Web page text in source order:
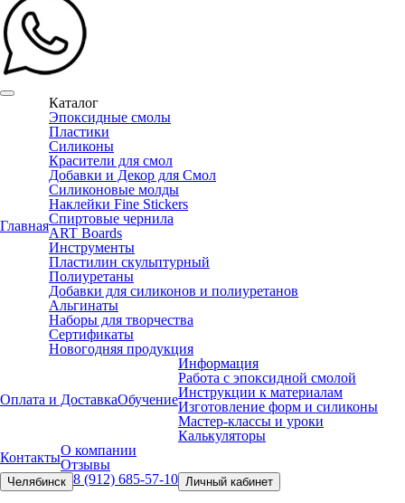
Главная
Каталог
Эпоксидные смолы
Пластики
Силиконы
Красители для смол
Добавки и Декор для Смол
Силиконовые молды
Наклейки Fine Stickers
Спиртовые чернила
ART Boards
Инструменты
Пластилин скульптурный
Полиуретаны
Добавки для силиконов и полиуретанов
Альгинаты
Наборы для творчества
Сертификаты
Новогодняя продукция
Оплата и ДоставкаОбучение
Информация
Работа с эпоксидной смолой
Инструкции к материалам
Изготовление форм и силиконы
Мастер-классы и уроки
Калькуляторы
КонтактыО компании
Отзывы
Челябинск 8 (912) 685-57-10 Личный кабинет